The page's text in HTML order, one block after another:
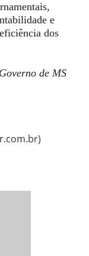
e
dos
de MS